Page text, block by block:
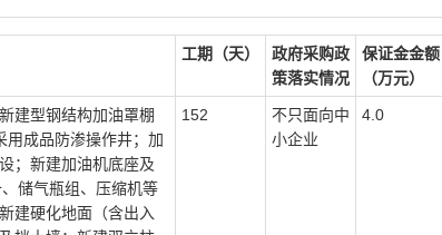
工期（天）
政府采购政
策落实情况
保证金金额
（万元）
建型钢结构加油罩棚
用成品防渗操作井；加
；新建加油机底座及
储气瓶组、压缩机等
建硬化地面（含出入
152
不只面向中
小企业
4.0